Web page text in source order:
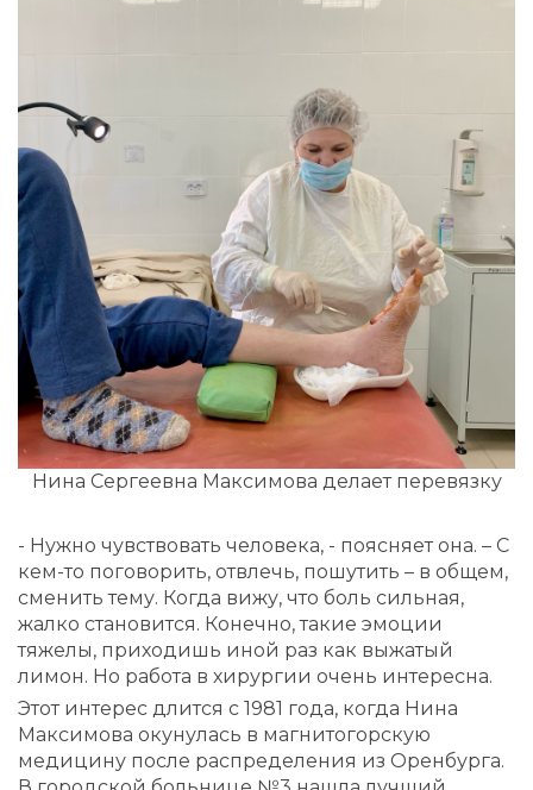
Нина Сергеевна Максимова делает перевязку
- Нужно чувствовать человека, - поясняет она. – С
кем-то поговорить, отвлечь, пошутить – в общем,
сменить тему. Когда вижу, что боль сильная,
жалко становится. Конечно, такие эмоции
тяжелы, приходишь иной раз как выжатый
лимон. Но работа в хирургии очень интересна.
Этот интерес длится с 1981 года, когда Нина
Максимова окунулась в магнитогорскую
медицину после распределения из Оренбурга.